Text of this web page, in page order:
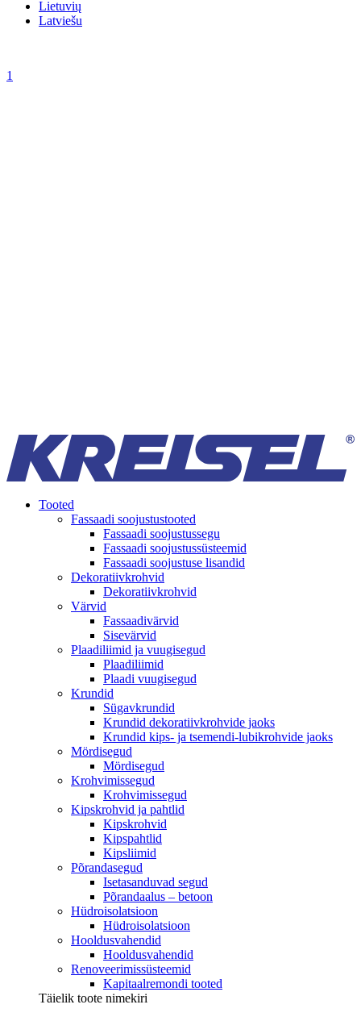
Lietuvių
Latviešu
1
Tooted
Fassaadi soojustustooted
Fassaadi soojustussegu
Fassaadi soojustussüsteemid
Fassaadi soojustuse lisandid
Dekoratiivkrohvid
Dekoratiivkrohvid
Värvid
Fassaadivärvid
Sisevärvid
Plaadiliimid ja vuugisegud
Plaadiliimid
Plaadi vuugisegud
Krundid
Sügavkrundid
Krundid dekoratiivkrohvide jaoks
Krundid kips- ja tsemendi-lubikrohvide jaoks
Mördisegud
Mördisegud
Krohvimissegud
Krohvimissegud
Kipskrohvid ja pahtlid
Kipskrohvid
Kipspahtlid
Kipsliimid
Põrandasegud
Isetasanduvad segud
Põrandaalus – betoon
Hüdroisolatsioon
Hüdroisolatsioon
Hooldusvahendid
Hooldusvahendid
Renoveerimissüsteemid
Kapitaalremondi tooted
Täielik toote nimekiri